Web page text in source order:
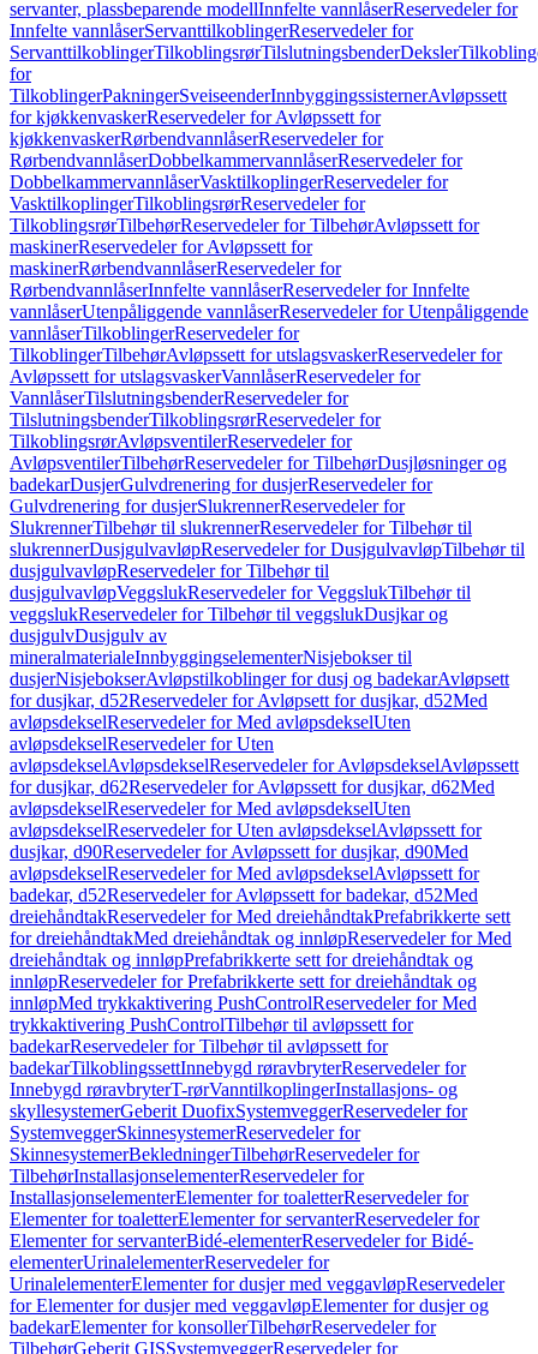
servanter, plassbeparende modellInnfelte vannlåserReservedeler for
Innfelte vannlåserServanttilkoblingerReservedeler for
ServanttilkoblingerTilkoblingsrørTilslutningsbenderDeksler
for
TilkoblingerPakningerSveiseenderInnbyggingssisternerAvløpssett
for kjøkkenvaskerReservedeler for Avløpssett for
kjøkkenvaskerRørbendvannlåserReservedeler for
RørbendvannlåserDobbelkammervannlåserReservedeler for
DobbelkammervannlåserVasktilkoplingerReservedeler for
VasktilkoplingerTilkoblingsrørReservedeler for
TilkoblingsrørTilbehørReservedeler for TilbehørAvløpssett for
maskinerReservedeler for Avløpssett for
maskinerRørbendvannlåserReservedeler for
RørbendvannlåserInnfelte vannlåserReservedeler for Innfelte
vannlåserUtenpåliggende vannlåserReservedeler for Utenpåliggende
vannlåserTilkoblingerReservedeler for
TilkoblingerTilbehørAvløpssett for utslagsvaskerReservedeler for
Avløpssett for utslagsvaskerVannlåserReservedeler for
VannlåserTilslutningsbenderReservedeler for
TilslutningsbenderTilkoblingsrørReservedeler for
TilkoblingsrørAvløpsventilerReservedeler for
AvløpsventilerTilbehørReservedeler for TilbehørDusjløsninger og
badekarDusjerGulvdrenering for dusjerReservedeler for
Gulvdrenering for dusjerSlukrennerReservedeler for
SlukrennerTilbehør til slukrennerReservedeler for Tilbehør til
slukrennerDusjgulvavløpReservedeler for DusjgulvavløpTilbehør til
dusjgulvavløpReservedeler for Tilbehør til
dusjgulvavløpVeggslukReservedeler for VeggslukTilbehør til
veggslukReservedeler for Tilbehør til veggslukDusjkar og
dusjgulvDusjgulv av
mineralmaterialeInnbyggingselementerNisjebokser til
dusjerNisjebokserAvløpstilkoblinger for dusj og badekarAvløpsett
for dusjkar, d52Reservedeler for Avløpsett for dusjkar, d52Med
avløpsdekselReservedeler for Med avløpsdekselUten
avløpsdekselReservedeler for Uten
avløpsdekselAvløpsdekselReservedeler for AvløpsdekselAvløpssett
for dusjkar, d62Reservedeler for Avløpssett for dusjkar, d62Med
avløpsdekselReservedeler for Med avløpsdekselUten
avløpsdekselReservedeler for Uten avløpsdekselAvløpssett for
dusjkar, d90Reservedeler for Avløpssett for dusjkar, d90Med
avløpsdekselReservedeler for Med avløpsdekselAvløpssett for
badekar, d52Reservedeler for Avløpssett for badekar, d52Med
dreiehåndtakReservedeler for Med dreiehåndtakPrefabrikkerte sett
for dreiehåndtakMed dreiehåndtak og innløpReservedeler for Med
dreiehåndtak og innløpPrefabrikkerte sett for dreiehåndtak og
innløpReservedeler for Prefabrikkerte sett for dreiehåndtak og
innløpMed trykkaktivering PushControlReservedeler for Med
trykkaktivering PushControlTilbehør til avløpssett for
badekarReservedeler for Tilbehør til avløpssett for
badekarTilkoblingssettInnebygd røravbryterReservedeler for
Innebygd røravbryterT-rørVanntilkoplingerInstallasjons- og
skyllesystemerGeberit DuofixSystemveggerReservedeler for
SystemveggerSkinnesystemerReservedeler for
SkinnesystemerBekledningerTilbehørReservedeler for
TilbehørInstallasjonselementerReservedeler for
InstallasjonselementerElementer for toaletterReservedeler for
Elementer for toaletterElementer for servanterReservedeler for
Elementer for servanterBidé-elementerReservedeler for Bidé-
elementerUrinalelementerReservedeler for
UrinalelementerElementer for dusjer med veggavløpReservedeler
for Elementer for dusjer med veggavløpElementer for dusjer og
badekarElementer for konsollerTilbehørReservedeler for
TilbehørGeberit GISSystemveggerReservedeler for